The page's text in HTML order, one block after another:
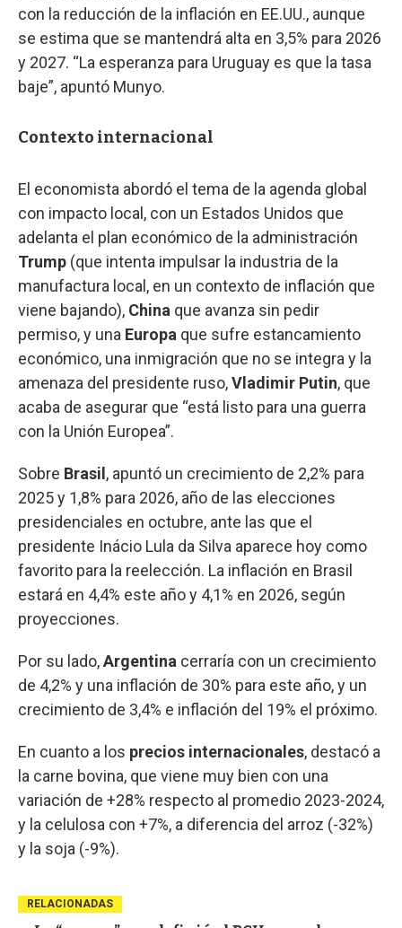
con la reducción de la inflación en EE.UU., aunque
se estima que se mantendrá alta en 3,5% para 2026
y 2027. “La esperanza para Uruguay es que la tasa
baje”, apuntó Munyo.
Contexto internacional
El economista abordó el tema de la agenda global
con impacto local, con un Estados Unidos que
adelanta el plan económico de la administración
Trump (que intenta impulsar la industria de la
manufactura local, en un contexto de inflación que
viene bajando), China que avanza sin pedir
permiso, y una Europa que sufre estancamiento
económico, una inmigración que no se integra y la
amenaza del presidente ruso,Vladimir Putin, que
acaba de asegurar que “está listo para una guerra
con la Unión Europea”.
Sobre Brasil , apuntó un crecimiento de 2,2% para
2025 y 1,8% para 2026, año de las elecciones
presidenciales en octubre, ante las que el
presidente Inácio Lula da Silva aparece hoy como
favorito para la reelección. La inflación en Brasil
estará en 4,4% este año y 4,1% en 2026, según
proyecciones.
Por su lado,Argentina cerraría con un crecimiento
de 4,2% y una inflación de 30% para este año, y un
crecimiento de 3,4% e inflación del 19% el próximo.
En cuanto a los precios internacionales, destacó a
la carne bovina, que viene muy bien con una
variación de +28% respecto al promedio 2023-2024,
y la celulosa con +7%, a diferencia del arroz (-32%)
y la soja (-9%).
RELACIONADAS